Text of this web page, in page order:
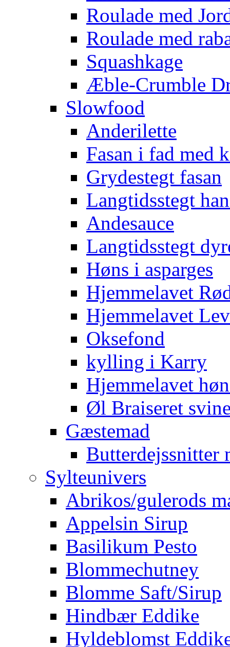
Roulade med
Roulade med
Squashkage
Æble-Crumble
Slowfood
Anderilette
Fasan i fad med
Grydestegt fasan
Langtidsstegt
Andesauce
Langtidsstegt
Høns i asparges
Hjemmelavet
Hjemmelavet
Oksefond
kylling i Karry
Hjemmelavet
Øl Braiseret
Gæstemad
Butterdejssnitter
Sylteunivers
Abrikos/gulerods
Appelsin Sirup
Basilikum Pesto
Blommechutney
Blomme Saft/Sirup
Hindbær Eddike
Hyldeblomst